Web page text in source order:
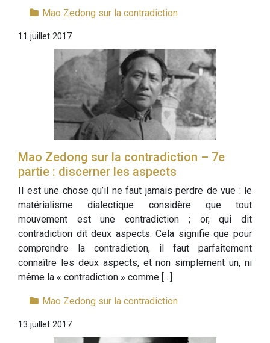
Mao Zedong sur la contradiction
11 juillet 2017
Mao Zedong sur la contradiction – 7e
partie : discerner les aspects
Il est une chose qu’il ne faut jamais perdre de vue : le
matérialisme dialectique considère que tout
mouvement est une contradiction ; or, qui dit
contradiction dit deux aspects. Cela signifie que pour
comprendre la contradiction, il faut parfaitement
connaître les deux aspects, et non simplement un, ni
même la « contradiction » comme […]
Mao Zedong sur la contradiction
13 juillet 2017